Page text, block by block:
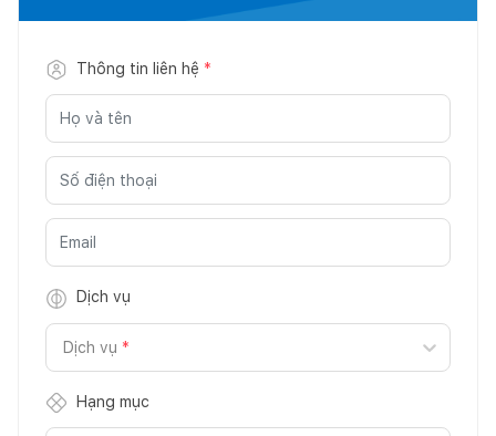
Thông tin liên hệ *
Dịch vụ
Dịch vụ *
Hạng mục